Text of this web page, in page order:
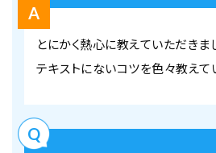
とにかく熱心に教えていただきま
テキストにないコツを色々教えて